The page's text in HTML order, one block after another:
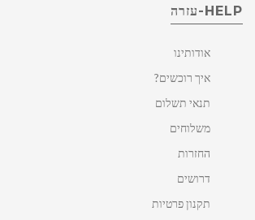
HELP-עזרה
אודותינו
איך רוכשים?
תנאי תשלום
משלוחים
החזרות
דרושים
תקנון פרטיות